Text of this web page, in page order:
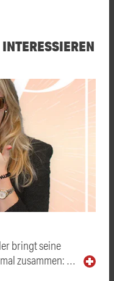
bringt seine
zusammen: …